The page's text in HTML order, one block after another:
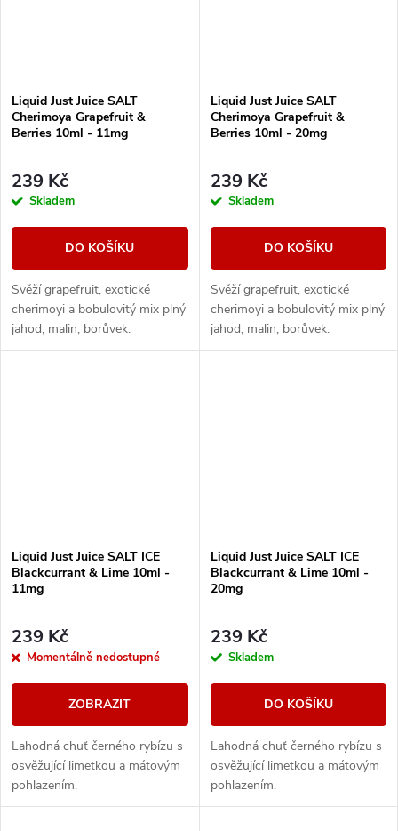
Liquid Just Juice SALT
Cherimoya Grapefruit &
Berries 10ml - 11mg
239 Kč
Skladem
DO KOŠÍKU
Svěží grapefruit, exotické
cherimoyi a bobulovitý mix plný
jahod, malin, borůvek.
Liquid Just Juice SALT
Cherimoya Grapefruit &
Berries 10ml - 20mg
239 Kč
Skladem
DO KOŠÍKU
Svěží grapefruit, exotické
cherimoyi a bobulovitý mix plný
jahod, malin, borůvek.
Liquid Just Juice SALT ICE
Blackcurrant & Lime 10ml -
11mg
239 Kč
Momentálně nedostupné
ZOBRAZIT
Lahodná chuť černého rybízu s
osvěžující limetkou a mátovým
pohlazením.
Liquid Just Juice SALT ICE
Blackcurrant & Lime 10ml -
20mg
239 Kč
Skladem
DO KOŠÍKU
Lahodná chuť černého rybízu s
osvěžující limetkou a mátovým
pohlazením.